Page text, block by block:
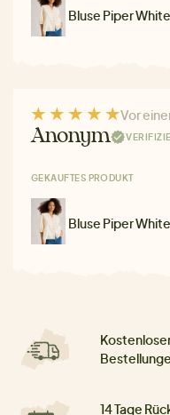
Bluse Piper White
Vor
Anonym
GEKAUFTES PRODUKT
Bluse Piper White
14 Tage